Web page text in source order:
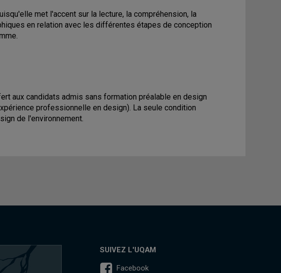
met l'accent sur la lecture, la compréhension, la
en relation avec les différentes étapes de conception
aux candidats admis sans formation préalable en design
professionnelle en design). La seule condition
de l'environnement.
SUIVEZ L'UQAM
Facebook